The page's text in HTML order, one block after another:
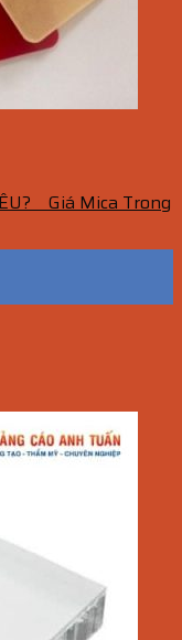
Giá Mica Trong